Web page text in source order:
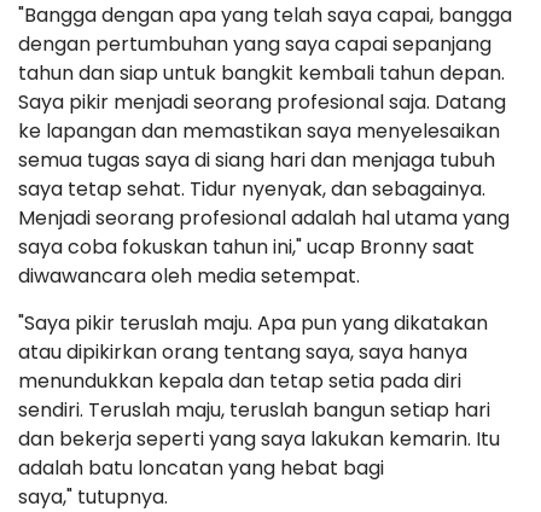
"Bangga dengan apa yang telah saya capai, bangga
dengan pertumbuhan yang saya capai sepanjang
tahun dan siap untuk bangkit kembali tahun depan.
Saya pikir menjadi seorang profesional saja. Datang
ke lapangan dan memastikan saya menyelesaikan
semua tugas saya di siang hari dan menjaga tubuh
saya tetap sehat. Tidur nyenyak, dan sebagainya.
Menjadi seorang profesional adalah hal utama yang
saya coba fokuskan tahun ini," ucap Bronny saat
diwawancara oleh media setempat.
"Saya pikir teruslah maju. Apa pun yang dikatakan
atau dipikirkan orang tentang saya, saya hanya
menundukkan kepala dan tetap setia pada diri
sendiri. Teruslah maju, teruslah bangun setiap hari
dan bekerja seperti yang saya lakukan kemarin. Itu
adalah batu loncatan yang hebat bagi
saya," tutupnya.